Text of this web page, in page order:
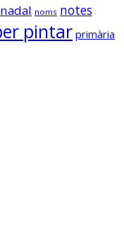
nadal noms notes
pintar primària